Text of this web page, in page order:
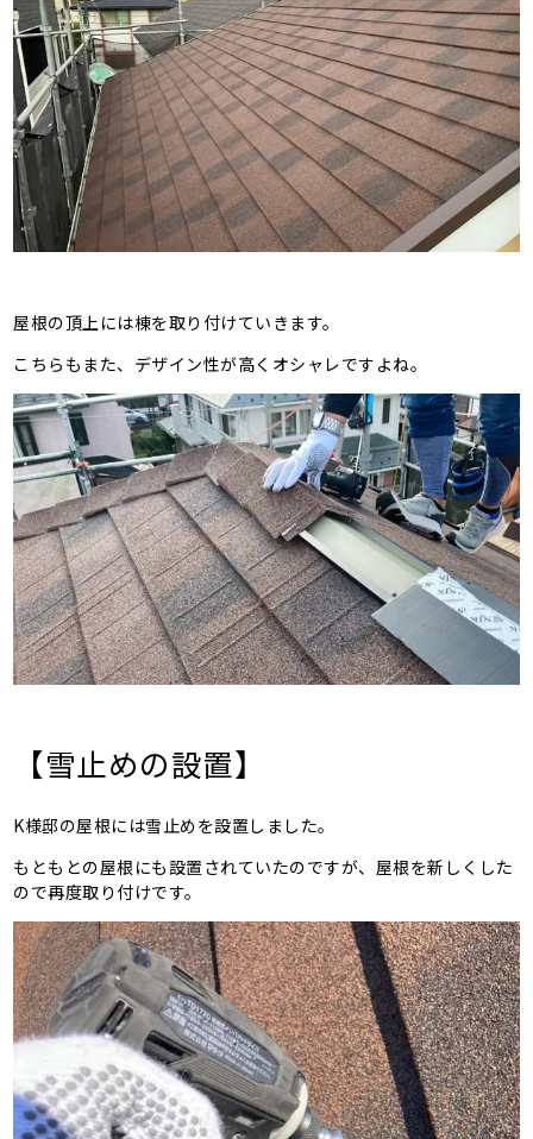
屋根の頂上には棟を取り付けていきます。
こちらもまた、デザイン性が高くオシャレですよね。
【雪止めの設置】
K様邸の屋根には雪止めを設置しました。
もともとの屋根にも設置されていたのですが、屋根を新しくした
ので再度取り付けです。